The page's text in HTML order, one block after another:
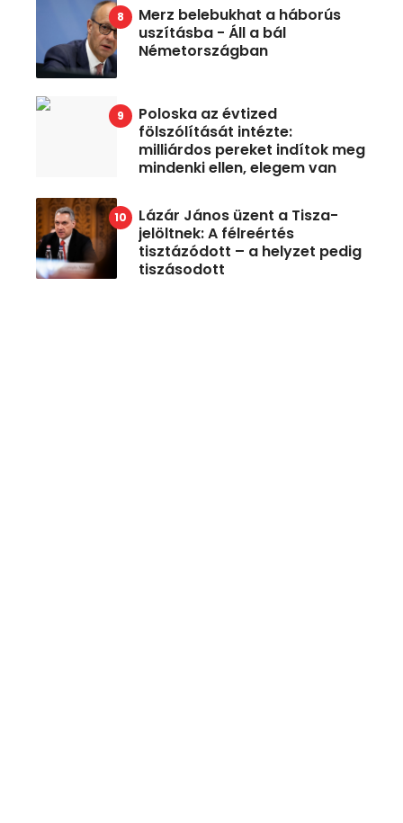
Merz belebukhat a háborús
uszításba - Áll a bál
Németországban
Poloska az évtized
fölszólítását intézte:
milliárdos pereket indítok meg
mindenki ellen, elegem van
Lázár János üzent a Tisza-
jelöltnek: A félreértés
tisztázódott – a helyzet pedig
tiszásodott